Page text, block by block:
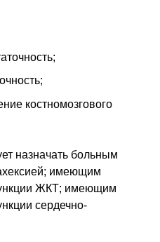
костномозгового
назначать больным
имеющим
ЖКТ; имеющим
сердечно-